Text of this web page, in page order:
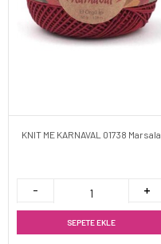
KNIT ME KARNAVAL 01738 Marsala
SEPETE EKLE